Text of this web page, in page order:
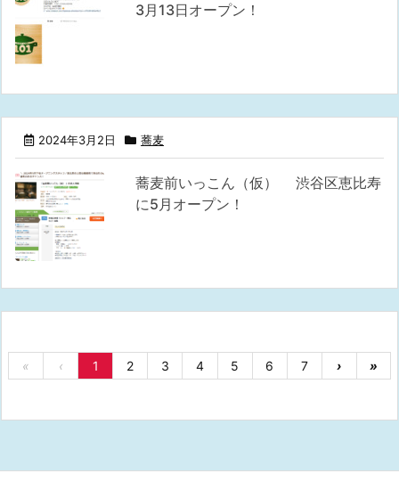
3月13日オープン！
2024年3月2日 蕎麦
蕎麦前いっこん（仮） 渋谷区恵比寿
に5月オープン！
« ‹ 1 2 3 4 5 6 7 › »